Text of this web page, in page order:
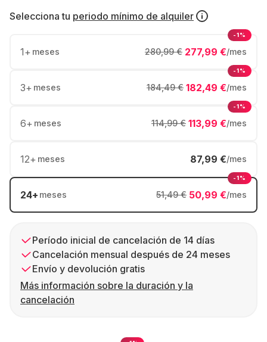
Selecciona tu periodo mínimo de alquiler
1+ meses 277,99 €/mes
280,99 €
-1%
3+ meses 182,49 €/mes
184,49 €
-1%
6+ meses 113,99 €/mes
114,99 €
-1%
12+ meses 87,99 €/mes
24+ meses 50,99 €/mes
51,49 €
-1%
Período inicial de cancelación de 14 días
Cancelación mensual después de 24 meses
Envío y devolución gratis
Más información sobre la duración y la
cancelación